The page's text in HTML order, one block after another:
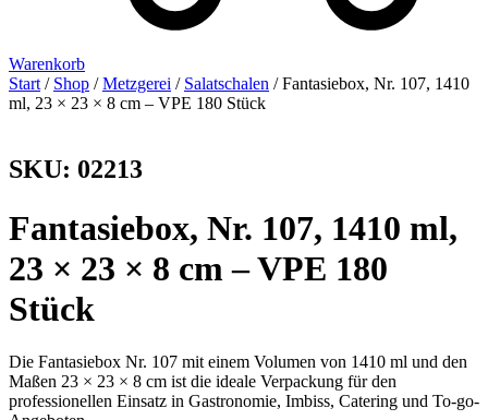
Warenkorb
Start / Shop /Metzgerei / Salatschalen / Fantasiebox, Nr. 107, 1410
ml, 23 × 23 × 8 cm – VPE 180 Stück
SKU: 02213
Fantasiebox, Nr. 107, 1410 ml,
23 × 23 × 8 cm – VPE 180
Stück
Die Fantasiebox Nr. 107 mit einem Volumen von 1410 ml und den
Maßen 23 × 23 × 8 cm ist die ideale Verpackung für den
professionellen Einsatz in Gastronomie, Imbiss, Catering und To-go-